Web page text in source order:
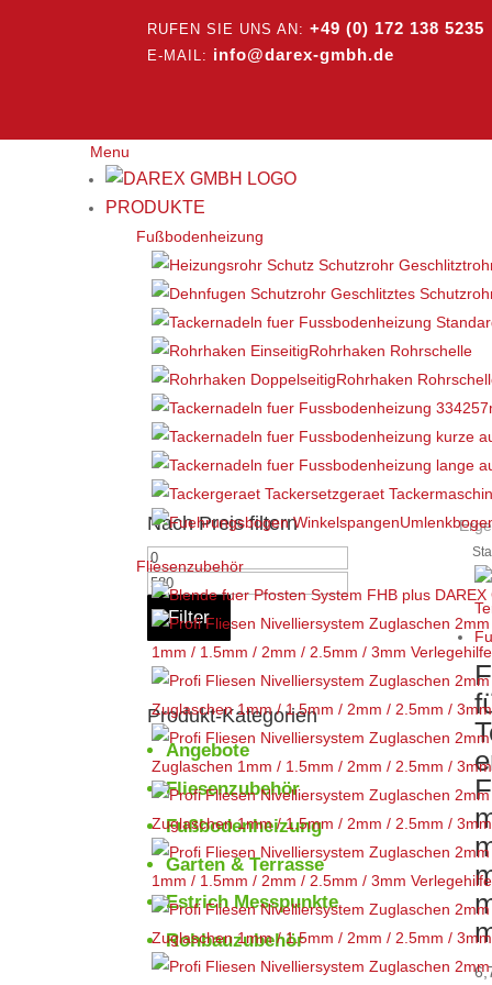
RUFEN SIE UNS AN:+49 (0) 172 138 5235
E-MAIL: info@darex-gmbh.de
Menu
PRODUKTE
Fußbodenheizung
Rohrhaken Rohrschelle
Rohrhaken
Fliesenzubehör
1mm / 1.5mm / 2mm / 2.5mm / 3mm
Zuglaschen 1mm / 1.5mm / 2mm / 2.5mm /
Zuglaschen 1mm / 1.5mm / 2mm / 2.5mm /
Zuglaschen 1mm / 1.5mm / 2mm / 2.5mm /
1mm / 1.5mm / 2mm / 2.5mm / 3mm
Zuglaschen 1mm / 1.5mm / 2mm / 2.5mm /
Nach Preis filtern
Min.
Preis
Filter
Produkt-Kategorien
Angebote
Fliesenzubehör
Fußbodenheizung
Garten & Terrasse
Estrich Messpunkte
Rohbauzubehör